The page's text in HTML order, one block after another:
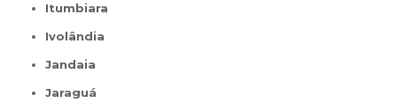
Itumbiara
Ivolândia
Jandaia
Jaraguá